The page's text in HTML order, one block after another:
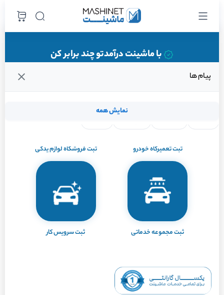
پیام ها
نمایش همه
با ماشینت درآمدتو چند برابر کن
ثبت تعمیرگاه خودرو ثبت فروشگاه لوازم یدکی
ثبت مجموعه خدماتی ثبت سرویس کار